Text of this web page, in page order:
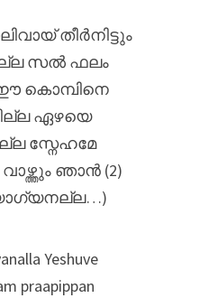
തീര്‍നിട്ടും
സല്‍ ഫലം
കൊമ്പിനെ
ഏഴയെ
സ്നേഹമേ
ഞാന്‍ (2)
Yeshuve
praapippan